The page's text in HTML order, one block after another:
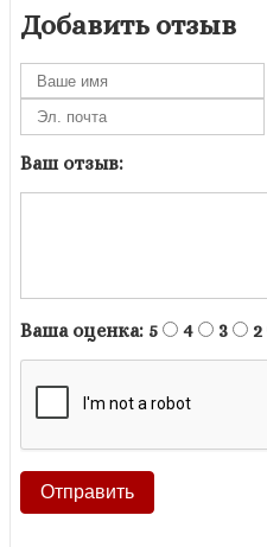
Добавить отзыв
Ваш отзыв:
Ваша оценка: 5 4 3 2